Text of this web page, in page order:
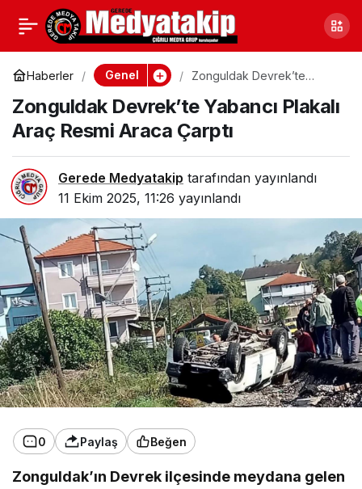
Haberler Genel
Zonguldak Devrek’te
Araca Çarptı
Zonguldak Devrek’te Yabancı Plakalı
Araç Resmi Araca Çarptı
Gerede Medyatakip tarafından yayınlandı
11 Ekim 2025, 11:26 yayınlandı
0 Paylaş Beğen
Zonguldak’ın Devrek ilçesinde meydana gelen
Karabük’te Siber
Dolandırıcılık
Operasyonu: Yatırım
Vaadiyle Neler Neler
Yapmışlar
Paylaş